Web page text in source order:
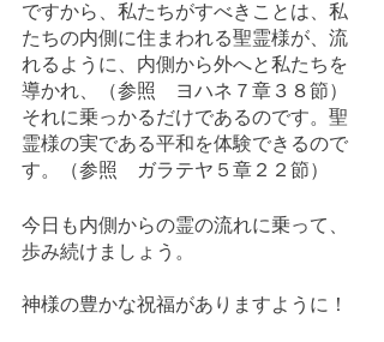
ですから、私たちがすべきことは、私
たちの内側に住まわれる聖霊様が、流
れるように、内側から外へと私たちを
導かれ、（参照　ヨハネ７章３８節）
それに乗っかるだけであるのです。聖
霊様の実である平和を体験できるので
す。（参照　ガラテヤ５章２２節）
今日も内側からの霊の流れに乗って、
歩み続けましょう。
神様の豊かな祝福がありますように！